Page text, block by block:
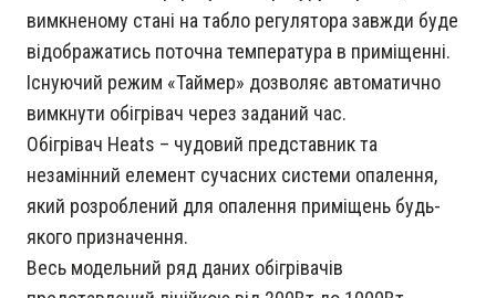
вимкненому стані на табло регулятора завжди буде
відображатись поточна температура в приміщенні.
Існуючий режим «Таймер» дозволяє автоматично
вимкнути обігрівач через заданий час.
Обігрівач Heats – чудовий представник та
незамінний елемент сучасних системи опалення,
який розроблений для опалення приміщень будь-
якого призначення.
Весь модельний ряд даних обігрівачів